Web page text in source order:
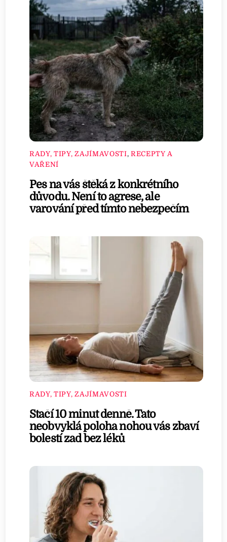
RADY, TIPY, ZAJÍMAVOSTI, RECEPTY A
VAŘENÍ
Pes na vás štěká z konkrétního
důvodu. Není to agrese, ale
varování před tímto nebezpečím
RADY, TIPY, ZAJÍMAVOSTI
Stačí 10 minut denně. Tato
neobvyklá poloha nohou vás zbaví
bolestí zad bez léků